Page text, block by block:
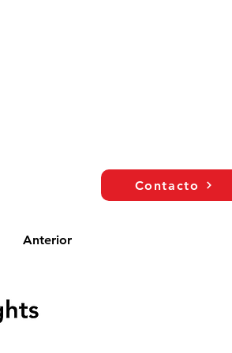
Contacto
Anterior